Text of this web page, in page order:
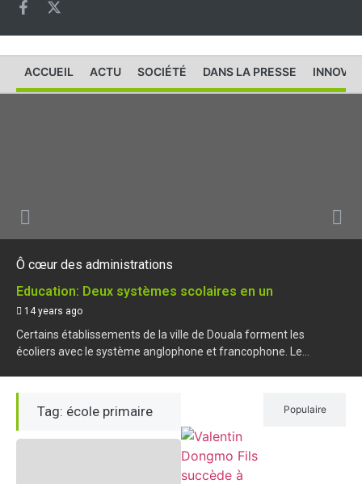
ACCUEIL ACTU SOCIÉTÉ DANS LA PRESSE
Ô cœur des administrations
Education: Deux systèmes scolaires en un
14 years ago
Certains établissements de la ville de Douala forment les
écoliers avec le système anglophone et francophone. Le...
Tag: école primaire Populaire